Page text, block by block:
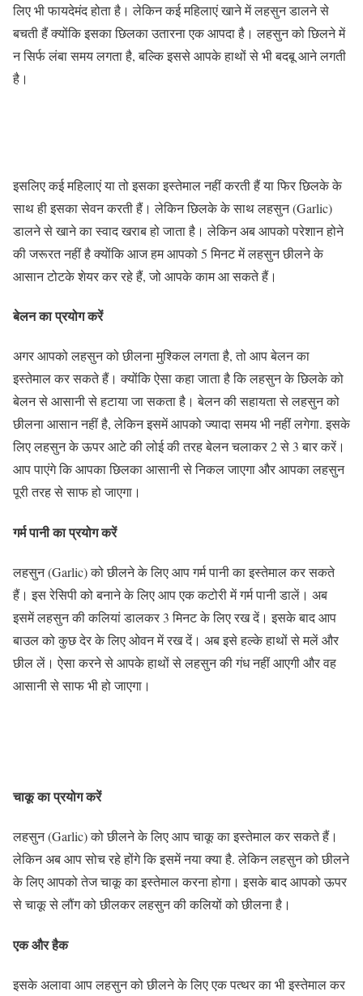
लिए भी फायदेमंद होता है। लेकिन कई महिलाएं खाने में लहसुन डालने से
बचती हैं क्योंकि इसका छिलका उतारना एक आपदा है। लहसुन को छिलने में
न सिर्फ लंबा समय लगता है, बल्कि इससे आपके हाथों से भी बदबू आने लगती
है।
इसलिए कई महिलाएं या तो इसका इस्तेमाल नहीं करती हैं या फिर छिलके के
साथ ही इसका सेवन करती हैं। लेकिन छिलके के साथ लहसुन (Garlic)
डालने से खाने का स्वाद खराब हो जाता है। लेकिन अब आपको परेशान होने
की जरूरत नहीं है क्योंकि आज हम आपको 5 मिनट में लहसुन छीलने के
आसान टोटके शेयर कर रहे हैं, जो आपके काम आ सकते हैं।
बेलन का प्रयोग करें
अगर आपको लहसुन को छीलना मुश्किल लगता है, तो आप बेलन का
इस्तेमाल कर सकते हैं। क्योंकि ऐसा कहा जाता है कि लहसुन के छिलके को
बेलन से आसानी से हटाया जा सकता है। बेलन की सहायता से लहसुन को
छीलना आसान नहीं है, लेकिन इसमें आपको ज्यादा समय भी नहीं लगेगा. इसके
लिए लहसुन के ऊपर आटे की लोई की तरह बेलन चलाकर 2 से 3 बार करें।
आप पाएंगे कि आपका छिलका आसानी से निकल जाएगा और आपका लहसुन
पूरी तरह से साफ हो जाएगा।
गर्म पानी का प्रयोग करें
लहसुन (Garlic) को छीलने के लिए आप गर्म पानी का इस्तेमाल कर सकते
हैं। इस रेसिपी को बनाने के लिए आप एक कटोरी में गर्म पानी डालें। अब
इसमें लहसुन की कलियां डालकर 3 मिनट के लिए रख दें। इसके बाद आप
बाउल को कुछ देर के लिए ओवन में रख दें। अब इसे हल्के हाथों से मलें और
छील लें। ऐसा करने से आपके हाथों से लहसुन की गंध नहीं आएगी और वह
आसानी से साफ भी हो जाएगा।
चाकू का प्रयोग करें
लहसुन (Garlic) को छीलने के लिए आप चाकू का इस्तेमाल कर सकते हैं।
लेकिन अब आप सोच रहे होंगे कि इसमें नया क्या है. लेकिन लहसुन को छीलने
के लिए आपको तेज चाकू का इस्तेमाल करना होगा। इसके बाद आपको ऊपर
से चाकू से लौंग को छीलकर लहसुन की कलियों को छीलना है।
एक और हैक
इसके अलावा आप लहसुन को छीलने के लिए एक पत्थर का भी इस्तेमाल कर